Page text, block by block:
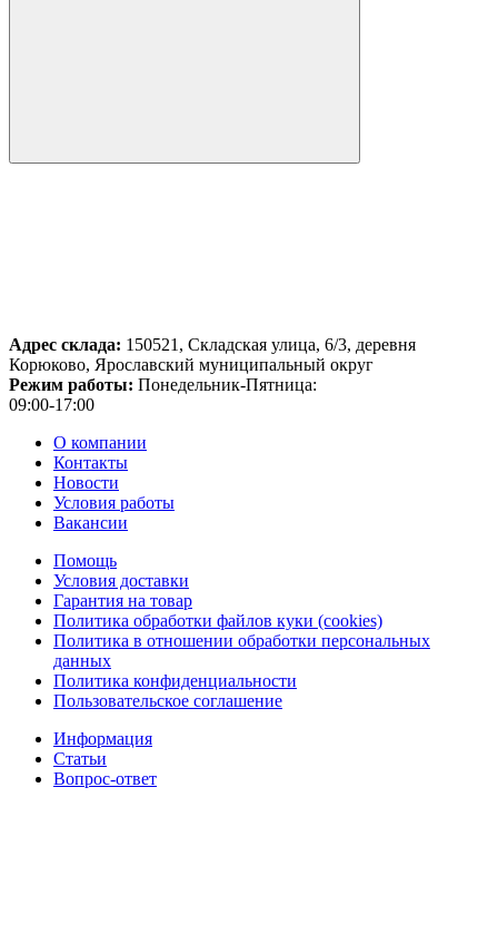
Адрес склада: 150521, Складская улица, 6/3, деревня
Корюково, Ярославский муниципальный округ
Режим работы: Понедельник-Пятница:
09:00-17:00
О компании
Контакты
Новости
Условия работы
Вакансии
Помощь
Условия доставки
Гарантия на товар
Политика обработки файлов куки (cookies)
Политика в отношении обработки персональных
данных
Политика конфиденциальности
Пользовательское соглашение
Информация
Статьи
Вопрос-ответ